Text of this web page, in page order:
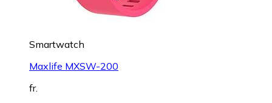
Smartwatch
Maxlife MXSW-200
fr.